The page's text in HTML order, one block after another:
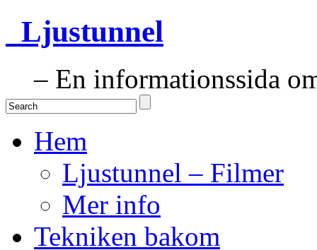
Ljustunnel
– En informationssida
Hem
Ljustunnel – Filmer
Mer info
Tekniken bakom